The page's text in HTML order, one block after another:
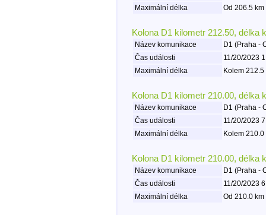
Maximální délka
Od 206.5
Kolona D1 kilometr 212.50, délka
Název komunikace
D1 (Praha -
Čas události
11/20/2023
Maximální délka
Kolem
Kolona D1 kilometr 210.00, délka
Název komunikace
D1 (Praha -
Čas události
11/20/2023
Maximální délka
Kolem
Kolona D1 kilometr 210.00, délka
Název komunikace
D1 (Praha -
Čas události
11/20/2023
Maximální délka
Od 210.0